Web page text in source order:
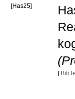
[Has25]
[